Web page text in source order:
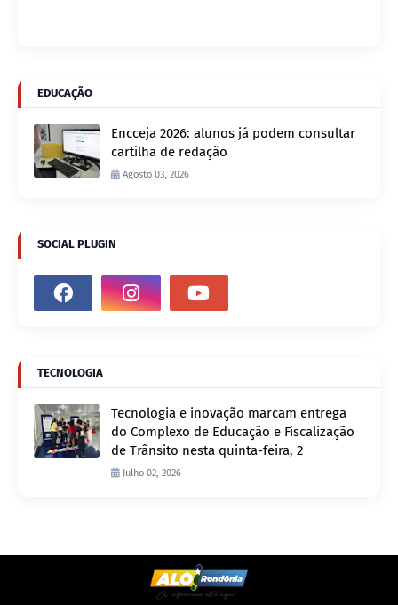
EDUCAÇÃO
Encceja 2026: alunos já podem consultar
cartilha de redação
Agosto 03, 2026
SOCIAL PLUGIN
TECNOLOGIA
Tecnologia e inovação marcam entrega
do Complexo de Educação e Fiscalização
de Trânsito nesta quinta-feira, 2
Julho 02, 2026